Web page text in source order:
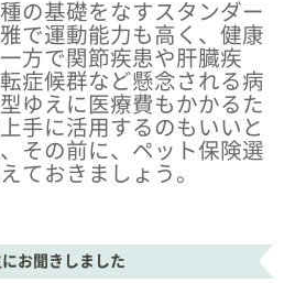
の基礎をなすスタンダー
で運動能力も高く、健康
方で関節疾患や肝臓疾
症候群など懸念される病
ゆえに医療費もかかるた
手に活用するのもいいと
その前に、ペット保険選
ておきましょう。
お聞きしました